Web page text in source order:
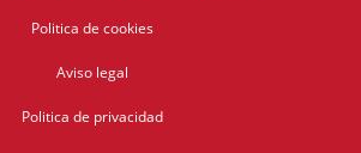
Politica de cookies
Aviso legal
Politica de privacidad